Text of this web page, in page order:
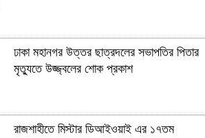
ঢাকা মহানগর উত্তর ছাত্রদলের সভাপতির পিতার
মৃত্যুতে উজ্জ্বলের শোক প্রকাশ
রাজশাহীতে মিস্টার ডিআইওয়াই এর ১৭তম